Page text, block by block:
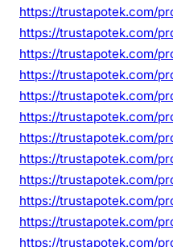
https://trustapotek.com/
https://trustapotek.com/
https://trustapotek.com/
https://trustapotek.com/
https://trustapotek.com/
https://trustapotek.com/
https://trustapotek.com/
https://trustapotek.com/
https://trustapotek.com/
https://trustapotek.com/
https://trustapotek.com/
https://trustapotek.com/